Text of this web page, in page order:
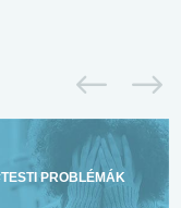
PROBLÉMÁK